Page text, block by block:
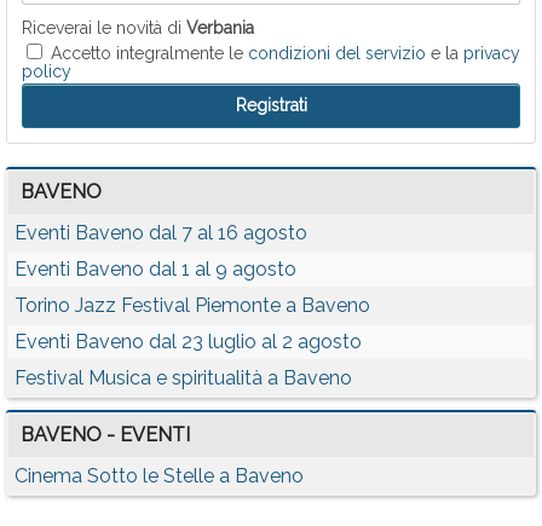
Riceverai le novità di Verbania
Accetto integralmente le condizioni del servizio e la privacy
policy
BAVENO
Eventi Baveno dal 7 al 16 agosto
Eventi Baveno dal 1 al 9 agosto
Torino Jazz Festival Piemonte a Baveno
Eventi Baveno dal 23 luglio al 2 agosto
Festival Musica e spiritualità a Baveno
BAVENO - EVENTI
Cinema Sotto le Stelle a Baveno